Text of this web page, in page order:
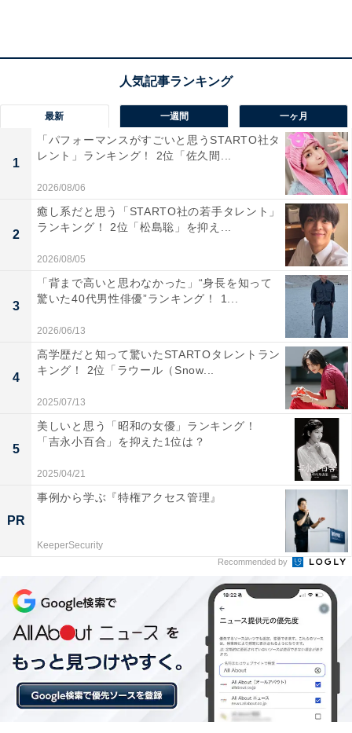
pic.twitter.com/m69OTNDXyN
— 映画『キングダム 運命の炎』公式アカウント
(@kingdomthemovie)
February 1, 2023
3位は、高い演技力でさまざまな役柄を演じ分ける俳
優・吉沢亮さん。2023年7月にシリーズ3作目の最新作が
公開される映画『キングダム』では、目が離せない迫真
回答者からは、「無表情で役をこなせそう（46歳女
性）」「イケメンで何を考えているか分からない役とか
似合いそうです。黙っていても絵になるので無口な無一
郎に合っていると思います（45歳女性）」「顔立ちと無
気力な感じの役柄がぴったりのため（21歳女性）」な
ど、特に無一郎が無表情で考え事をしている場面の演技
が絵になるとの声がありました。
ほかにも、「綺麗な顔が時透のイメージに合うと思うか
らです（32歳女性）」「細い線で素早そうな感じが似合
う（46歳女性）」「少し影のある感じがぴったり（40歳
最新 一週間 一ヶ月
1
「パフォーマンスがすごいと思うSTARTO社タ
レント」ランキング！ 2位「佐久間...
2026/08/06
2
癒し系だと思う「STARTO社の若手タレント」
ランキング！ 2位「松島聡」を抑え...
2026/08/05
3
「背まで高いと思わなかった」“身長を知って
驚いた40代男性俳優”ランキング！ 1...
2026/06/13
4
高学歴だと知って驚いたSTARTOタレントラン
キング！ 2位「ラウール（Snow...
2025/07/13
5
美しいと思う「昭和の女優」ランキング！
「吉永小百合」を抑えた1位は？
2025/04/21
PR
事例から学ぶ『特権アクセス管理』
KeeperSecurity
Recommended by